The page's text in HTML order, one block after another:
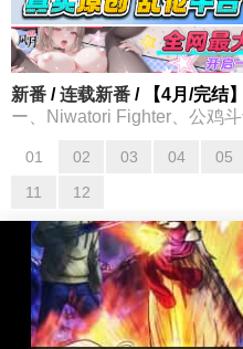
新番 /连载新番 / 【4月/完结
ー、Niwatori Fighter、公鸡
01
01
02
02
03
04
05
11
11
12
12